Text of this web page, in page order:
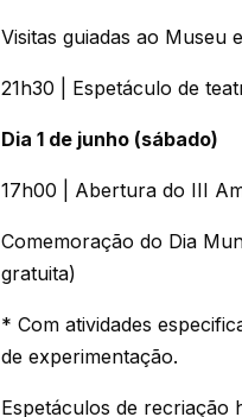
Visitas guiadas ao Museu
21h30 | Espetáculo de
Dia 1 de junho (sábado)
17h00 | Abertura do III
Comemoração do Dia
gratuita)
* Com atividades
de experimentação.
Espetáculos de recriação